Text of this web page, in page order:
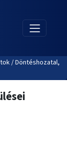
/ Döntéshozatal,